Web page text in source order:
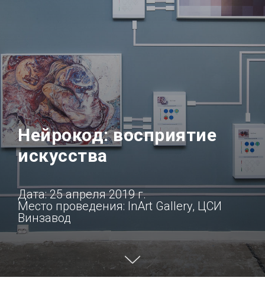
Нейрокод: восприятие
искусства
Дата: 25 апреля 2019 г.
Место проведения: InArt Gallery, ЦСИ
Винзавод